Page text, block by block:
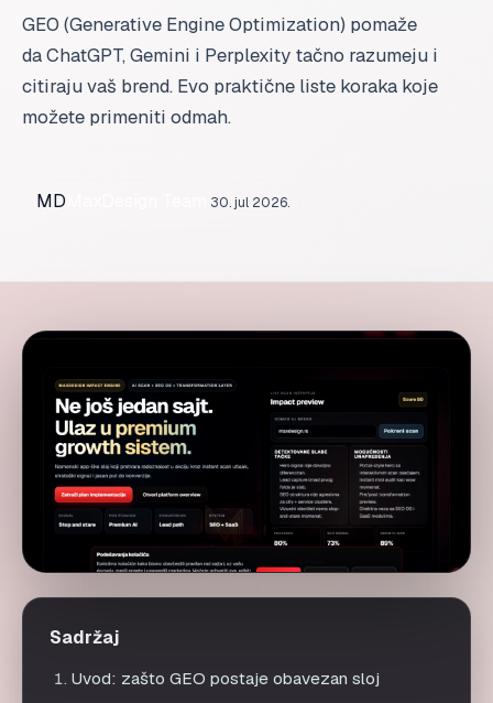
GEO (Generative Engine Optimization) pomaže
da ChatGPT, Gemini i Perplexity tačno razumeju i
citiraju vaš brend. Evo praktične liste koraka koje
možete primeniti odmah.
MD 30. jul 2026.
Sadržaj
Uvod: zašto GEO postaje obavezan sloj